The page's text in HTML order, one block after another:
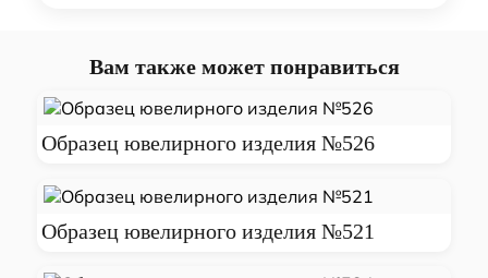
Вам также может понравиться
Образец ювелирного изделия №526
Образец ювелирного изделия №521